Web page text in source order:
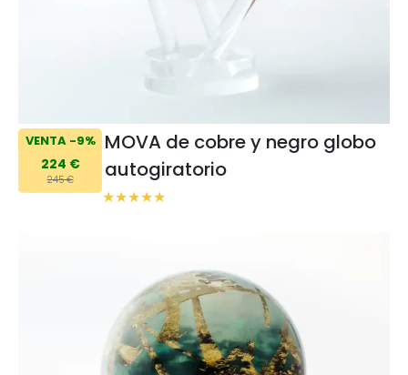
VENTA -9%
224 €
245 €
MOVA de cobre y negro globo
autogiratorio